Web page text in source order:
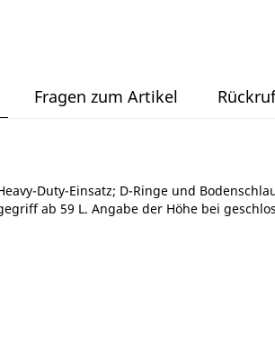
Fragen zum Artikel
Duty-Einsatz; D-Ringe und
ab 59 L. Angabe der Höhe bei